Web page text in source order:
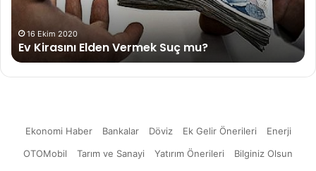
16 Ekim 2020
Ev Kirasını Elden Vermek Suç mu?
Ekonomi Haber Bankalar Döviz Ek Gelir Önerileri
Enerji
OTOMobil
Tarım ve Sanayi Yatırım Önerileri
Bilginiz Olsun